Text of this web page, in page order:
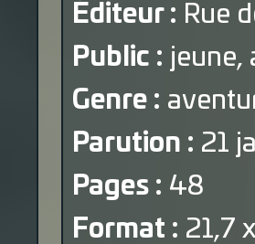
Éditeur : Rue
Public : jeune,
Genre :
Parution : 21
Pages : 48
Format : 21,7